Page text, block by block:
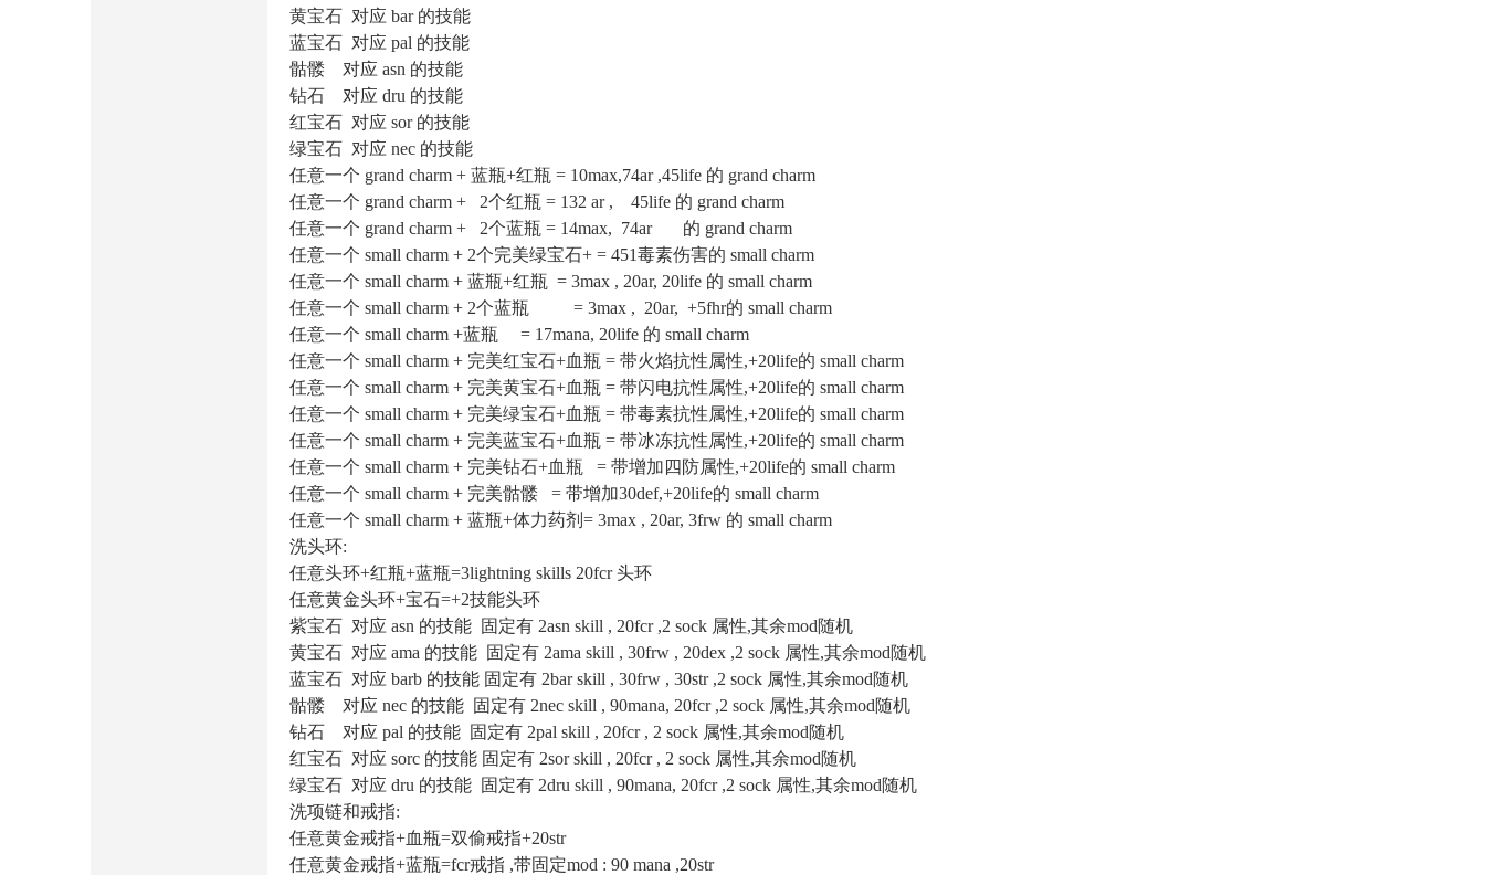
黄宝石 对应 bar 的技能
蓝宝石 对应 pal 的技能
骷髅 对应 asn 的技能
钻石 对应 dru 的技能
红宝石 对应 sor 的技能
绿宝石 对应 nec 的技能
任意一个 grand charm + 蓝瓶+红瓶 = 10max,74ar ,45life 的 grand charm
任意一个 grand charm + 2个红瓶 = 132 ar , 45life 的 grand charm
任意一个 grand charm + 2个蓝瓶 = 14max, 74ar 的 grand charm
任意一个 small charm + 2个完美绿宝石+ = 451毒素伤害的 small charm
任意一个 small charm + 蓝瓶+红瓶 = 3max , 20ar, 20life 的 small charm
任意一个 small charm + 2个蓝瓶 = 3max , 20ar, +5fhr的 small charm
任意一个 small charm +蓝瓶 = 17mana, 20life 的 small charm
任意一个 small charm + 完美红宝石+血瓶 = 带火焰抗性属性,+20life的 small charm
任意一个 small charm + 完美黄宝石+血瓶 = 带闪电抗性属性,+20life的 small charm
任意一个 small charm + 完美绿宝石+血瓶 = 带毒素抗性属性,+20life的 small charm
任意一个 small charm + 完美蓝宝石+血瓶 = 带冰冻抗性属性,+20life的 small charm
任意一个 small charm + 完美钻石+血瓶 = 带增加四防属性,+20life的 small charm
任意一个 small charm + 完美骷髅 = 带增加30def,+20life的 small charm
任意一个 small charm + 蓝瓶+体力药剂= 3max , 20ar, 3frw 的 small charm
洗头环:
任意头环+红瓶+蓝瓶=3lightning skills 20fcr 头环
任意黄金头环+宝石=+2技能头环
紫宝石 对应 asn 的技能 固定有 2asn skill , 20fcr ,2 sock 属性,其余mod随机
黄宝石 对应 ama 的技能 固定有 2ama skill , 30frw , 20dex ,2 sock 属性,其余mod随机
蓝宝石 对应 barb 的技能 固定有 2bar skill , 30frw , 30str ,2 sock 属性,其余mod随机
骷髅 对应 nec 的技能 固定有 2nec skill , 90mana, 20fcr ,2 sock 属性,其余mod随机
钻石 对应 pal 的技能 固定有 2pal skill , 20fcr , 2 sock 属性,其余mod随机
红宝石 对应 sorc 的技能 固定有 2sor skill , 20fcr , 2 sock 属性,其余mod随机
绿宝石 对应 dru 的技能 固定有 2dru skill , 90mana, 20fcr ,2 sock 属性,其余mod随机
洗项链和戒指:
任意黄金戒指+血瓶=双偷戒指+20str
任意黄金戒指+蓝瓶=fcr戒指 ,带固定mod : 90 mana ,20str